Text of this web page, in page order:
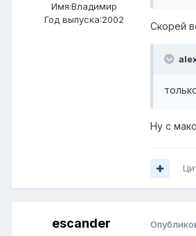
Имя:Владимир
Год выпуска:2002
Скорей
Ну с
escander